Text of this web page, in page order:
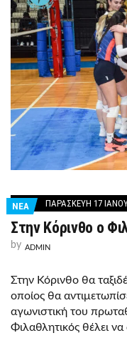
ΝΕΑ ΠΑΡΑΣΚΕΥΉ 17
Στην Κόρινθο ο
by ADMIN
Στην Κόρινθο θα
οποίος θα
αγωνιστική του
Φιλαθλητικός θέλει